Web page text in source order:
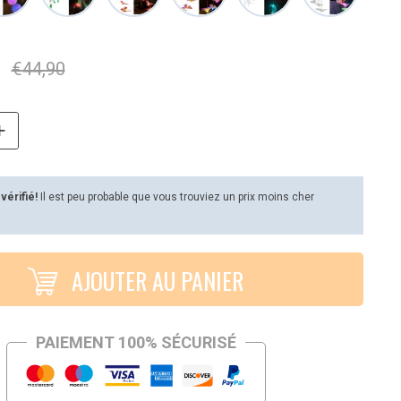
€44,90
vérifié!
Il est peu probable que vous trouviez un prix moins cher
AJOUTER AU PANIER
PAIEMENT 100% SÉCURISÉ